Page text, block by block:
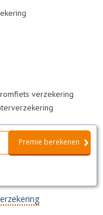
verzekering
Premie berekenen